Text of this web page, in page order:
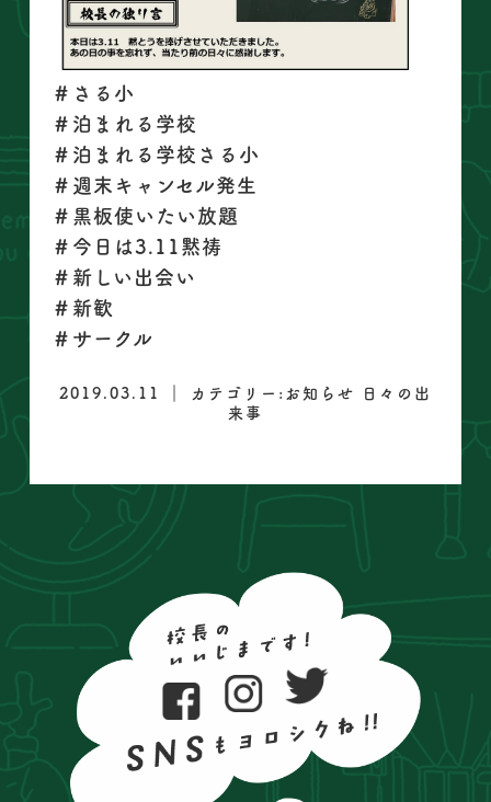
＃さる小
＃泊まれる学校
＃泊まれる学校さる小
＃週末キャンセル発生
＃黒板使いたい放題
＃今日は3.11黙祷
＃新しい出会い
＃新歓
＃サークル
2019.03.11 ｜ カテゴリー: お知らせ
日々の出
来事